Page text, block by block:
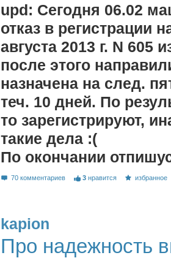
upd: Сегодня 06.02
отказ в регистрации
августа 2013 г. N 605
после этого
назначена на след.
теч. 10 дней. По
то зарегистрируют,
такие дела :(
По окончании
70 комментариев 3 нравится избранное
kapion
Про надежность